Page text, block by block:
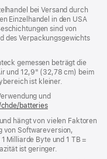
bei Versand durch
Einzelhandel in den USA
sind von
des Verpackungs­gewichts
gemessen beträgt die
und 12,9" (32,78 cm) beim
ist kleiner.
und
batteries
hängt von vielen Faktoren
von Softwareversion,
Milliarde Byte und 1 TB =
ist geringer.